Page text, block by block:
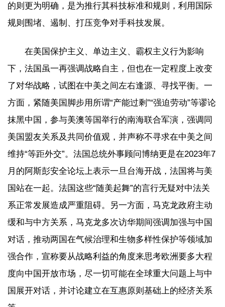
的则更为明确，是为推行其科技标准和规则，利用国际
规则围堵、遏制、打压竞争对手科技发展。
在美国保护主义、单边主义、霸权主义行为影响
下，法国虽一再强调战略自主，但也在一定程度上改变
了对华战略，试图在中美之间左右逢源、寻找平衡。一
方面，紧随美国脚步用所谓“产能过剩”“强迫劳动”等谬论
抹黑中国，参与美澳等国举行的南海联合军演，强调同
美国盟友关系及共同价值观，并声称不寻求在中美之间
维持“等距外交”。法国总统外事顾问博纳更是在2023年7
月的阿斯彭安全论坛上表示一旦台海开战，法国将与美
国站在一起。法国这些“随美起舞”的言行无疑对中法关
系正常发展造成严重阻碍。另一方面，马克龙政府主动
缓和与中方关系，马克龙多次访华期间强调加强与中国
对话，推动两国在气候治理和生物多样性保护等领域加
强合作，宣称要从战略利益的角度来思考欧洲要多大程
度向中国开放市场，尽一切可能在全球重大问题上与中
国展开对话，并讨论建立在互惠原则基础上的经济关系